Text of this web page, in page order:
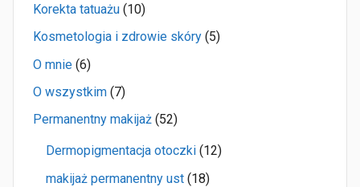
Korekta tatuażu (10)
Kosmetologia i zdrowie skóry (5)
O mnie (6)
O wszystkim (7)
Permanentny makijaż (52)
Dermopigmentacja otoczki (12)
makijaż permanentny ust (18)